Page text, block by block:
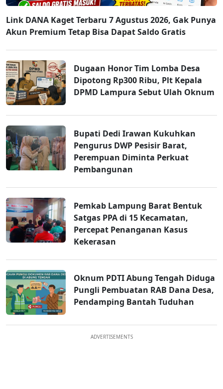
Link DANA Kaget Terbaru 7 Agustus 2026, Gak Punya
Akun Premium Tetap Bisa Dapat Saldo Gratis
Dugaan Honor Tim Lomba Desa
Dipotong Rp300 Ribu, Plt Kepala
DPMD Lampura Sebut Ulah Oknum
Bupati Dedi Irawan Kukuhkan
Pengurus DWP Pesisir Barat,
Perempuan Diminta Perkuat
Pembangunan
Pemkab Lampung Barat Bentuk
Satgas PPA di 15 Kecamatan,
Percepat Penanganan Kasus
Kekerasan
Oknum PDTI Abung Tengah Diduga
Pungli Pembuatan RAB Dana Desa,
Pendamping Bantah Tuduhan
ADVERTISEMENTS